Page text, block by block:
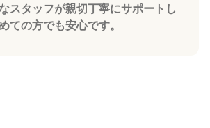
スタッフが親切丁寧にサポートし
ての方でも安心です。